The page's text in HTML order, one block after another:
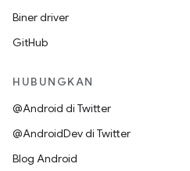
Biner driver
GitHub
HUBUNGKAN
@Android di Twitter
@AndroidDev di Twitter
Blog Android